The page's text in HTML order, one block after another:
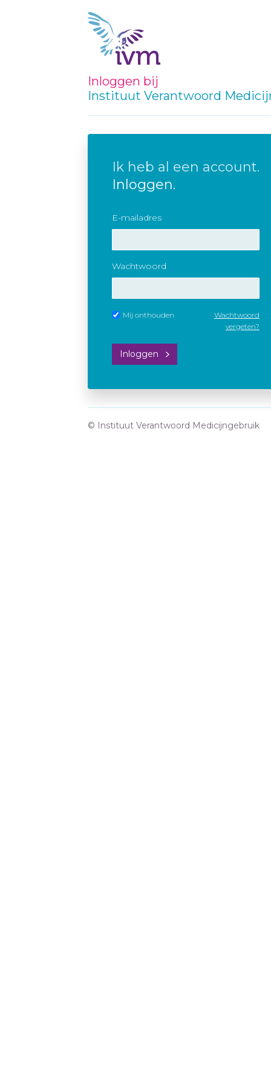
Inloggen bij
Instituut Verantwoord
Ik heb al een account.
Inloggen.
E-mailadres
Wachtwoord
Mij onthouden
Wachtwoord
vergeten?
Inloggen
© Instituut Verantwoord Medicijngebruik